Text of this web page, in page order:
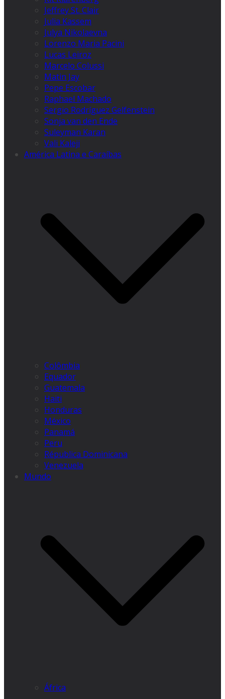
Jeffrey St. Clair
Julia Kassem
Julya Nikolaevna
Lorenzo Maria Pacini
Lucas Leiroz
Marcelo Colussi
Matin Jay
Pepe Escobar
Raphael Machado
Sergio Rodríguez Gelfenstein
Sonja van den Ende
Suleyman Karan
Vali Kaleji
América Latina e Caraíbas
Colômbia
Equador
Guatemala
Haiti
Honduras
México
Panamá
Peru
Républica Dominicana
Venezuela
Mundo
África